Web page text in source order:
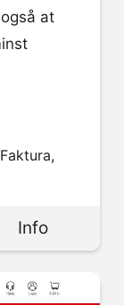
at
Info